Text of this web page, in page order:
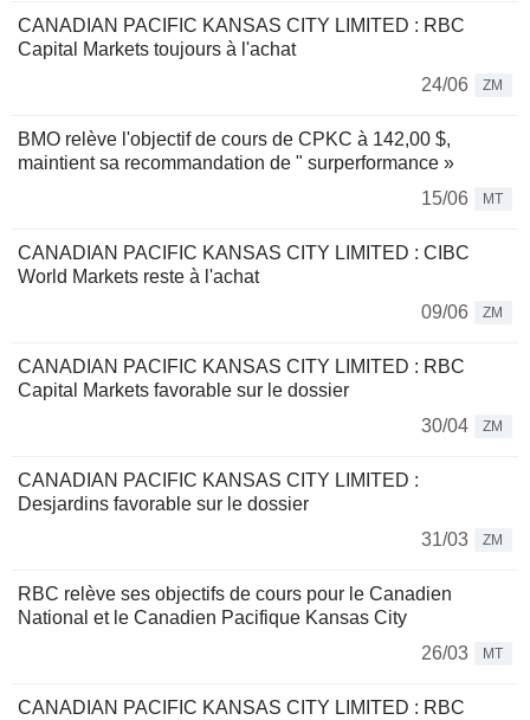
CANADIAN PACIFIC KANSAS CITY LIMITED : RBC
Capital Markets toujours à l'achat
24/06
ZM
BMO relève l'objectif de cours de CPKC à 142,00 $,
maintient sa recommandation de " surperformance »
15/06
MT
CANADIAN PACIFIC KANSAS CITY LIMITED : CIBC
World Markets reste à l'achat
09/06
ZM
CANADIAN PACIFIC KANSAS CITY LIMITED : RBC
Capital Markets favorable sur le dossier
30/04
ZM
CANADIAN PACIFIC KANSAS CITY LIMITED :
Desjardins favorable sur le dossier
31/03
ZM
RBC relève ses objectifs de cours pour le Canadien
National et le Canadien Pacifique Kansas City
26/03
MT
CANADIAN PACIFIC KANSAS CITY LIMITED : RBC